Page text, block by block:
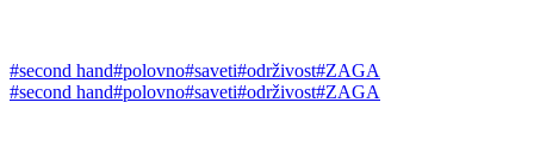
#second hand#polovno#saveti#održivost#ZAGA
#second hand#polovno#saveti#održivost#ZAGA